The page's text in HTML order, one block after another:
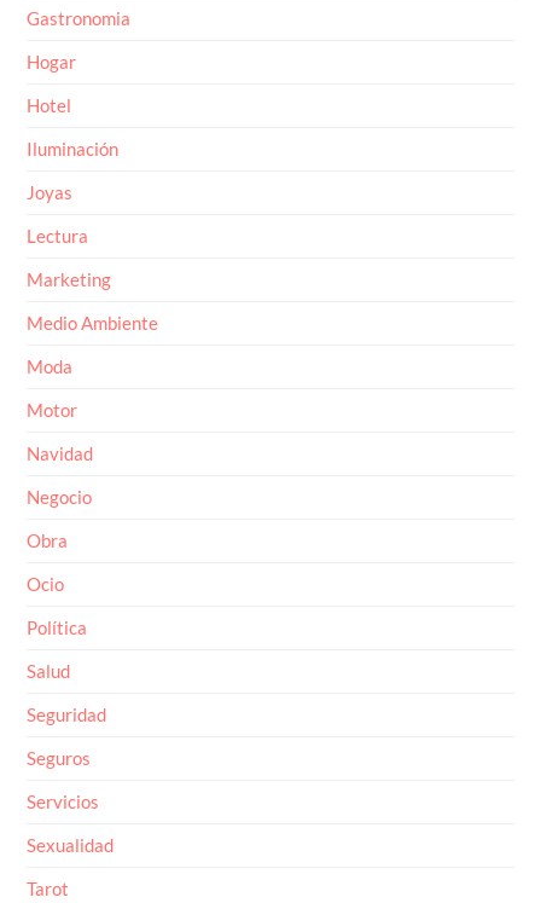
Gastronomia
Hogar
Hotel
Iluminación
Joyas
Lectura
Marketing
Medio Ambiente
Moda
Motor
Navidad
Negocio
Obra
Ocio
Política
Salud
Seguridad
Seguros
Servicios
Sexualidad
Tarot